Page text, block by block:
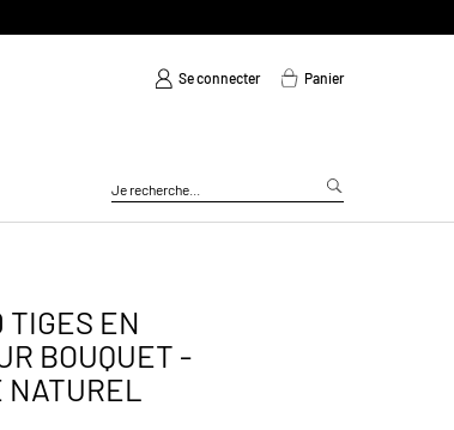
Se connecter Panier
TIGES EN
BOUQUET -